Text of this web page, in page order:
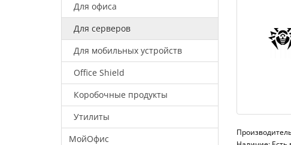
Для офиса
Для серверов
Для мобильных устройств
Office Shield
Коробочные продукты
Утилиты
МойОфис